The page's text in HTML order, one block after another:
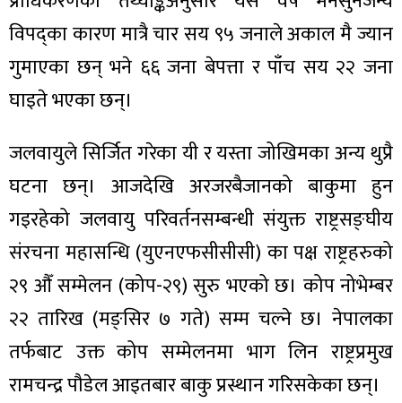
विपद्का कारण मात्रै चार सय ९५ जनाले अकाल मै ज्यान
गुमाएका छन् भने ६६ जना बेपत्ता र पाँच सय २२ जना
घाइते भएका छन्।
जलवायुले सिर्जित गरेका यी र यस्ता जोखिमका अन्य थुप्रै
घटना छन्। आजदेखि अरजरबैजानको बाकुमा हुन
गइरहेको जलवायु परिवर्तनसम्बन्धी संयुक्त राष्ट्रसङ्घीय
संरचना महासन्धि (युएनएफसीसीसी) का पक्ष राष्ट्रहरुको
२९ औँ सम्मेलन (कोप-२९) सुरु भएको छ। कोप नोभेम्बर
२२ तारिख (मङ्सिर ७ गते) सम्म चल्ने छ। नेपालका
तर्फबाट उक्त कोप सम्मेलनमा भाग लिन राष्ट्रप्रमुख
रामचन्द्र पौडेल आइतबार बाकु प्रस्थान गरिसकेका छन्।